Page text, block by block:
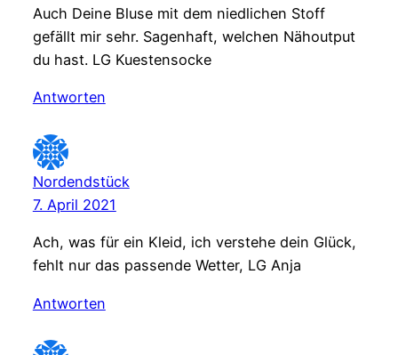
Auch Deine Bluse mit dem niedlichen Stoff
gefällt mir sehr. Sagenhaft, welchen Nähoutput
du hast. LG Kuestensocke
Antworten
Nordendstück
7. April 2021
Ach, was für ein Kleid, ich verstehe dein Glück,
fehlt nur das passende Wetter, LG Anja
Antworten